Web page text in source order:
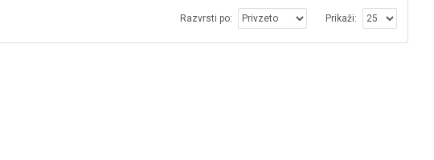
Razvrsti po: Prikaži: